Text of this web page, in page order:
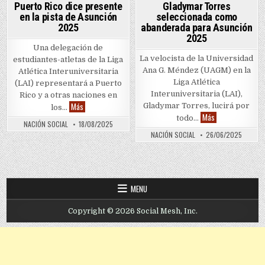
Puerto Rico dice presente
en la pista de Asunción
2025
Una delegación de
estudiantes-atletas de la Liga
Atlética Interuniversitaria
(LAI) representará a Puerto
Rico y a otras naciones en
los… Más Puerto Rico dice presente en la pista de Asunción 2025
NACIÓN SOCIAL 18/08/2025
Gladymar Torres
seleccionada como
abanderada para Asunción
2025
La velocista de la Universidad
Ana G. Méndez (UAGM) en la
Liga Atlética
Interuniversitaria (LAI),
Gladymar Torres, lucirá por
todo… Más Gladymar
NACIÓN SOCIAL 26/06/2025
MENU
Copyright © 2026 Social Mesh, Inc.